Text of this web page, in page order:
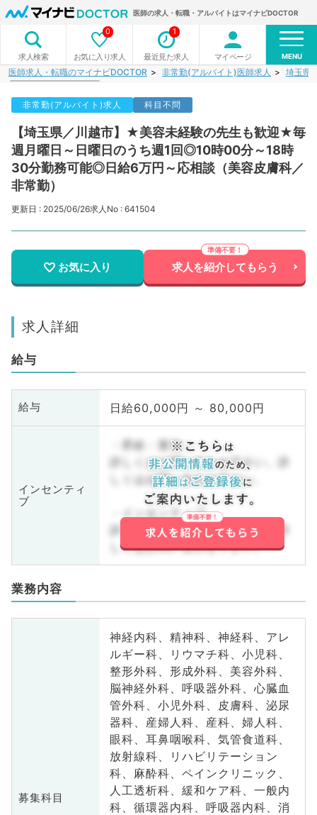
医師の求人・転職・アルバイトはマイナビDOCTOR
求人検索 お気に入り求人
0
最近見た求人
1
マイページ MENU
医師求人・転職のマイナビDOCTOR 非常勤(アルバイト)医師求人 埼玉県
非常勤(アルバイト)求人 科目不問
【埼玉県／川越市】★美容未経験の先生も歓迎★毎
週月曜日～日曜日のうち週1回◎10時00分～18時
30分勤務可能◎日給6万円～応相談（美容皮膚科／
非常勤）
更新日 : 2025/06/26求人No : 641504
お気に入り 求人を紹介してもらう
求人詳細
給与
給与 日給60,000円 ～ 80,000円
インセンティ
ブ
・昇給・賞与
詳しくはお問い合わせ下さい。詳
しくはお問い合わせ下さい。
・インセンティブ
詳しくはお問い合わせ下さい。詳
しくはお問い合わせ下さい。
業務内容
募集科目
神経内科、精神科、神経科、アレ
ルギー科、リウマチ科、小児科、
整形外科、形成外科、美容外科、
脳神経外科、呼吸器外科、心臓血
管外科、小児外科、皮膚科、泌尿
器科、産婦人科、産科、婦人科、
眼科、耳鼻咽喉科、気管食道科、
放射線科、リハビリテーション
科、麻酔科、ペインクリニック、
人工透析科、緩和ケア科、一般内
科、循環器内科、呼吸器内科、消